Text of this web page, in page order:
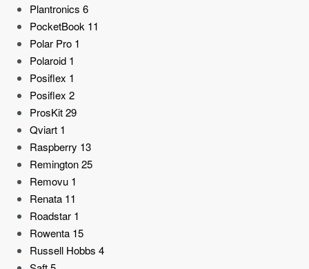
Plantronics 6
PocketBook 11
Polar Pro 1
Polaroid 1
Posiflex 1
Posiflex 2
ProsKit29
Qviart 1
Raspberry 13
Remington25
Removu 1
Renata 11
Roadstar 1
Rowenta 15
Russell Hobbs 4